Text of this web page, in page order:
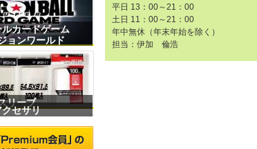
平日 13：00～21：00
土日 11：00～21：00
年中無休（年末年始を除く）
担当：伊加 倫浩
ルカードゲーム
ョンワールド
リーブ
クセサリ